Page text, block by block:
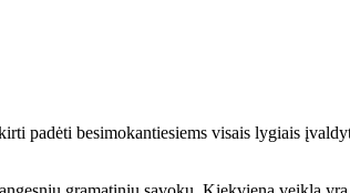
padėti besimokantiesiems visais lygiais